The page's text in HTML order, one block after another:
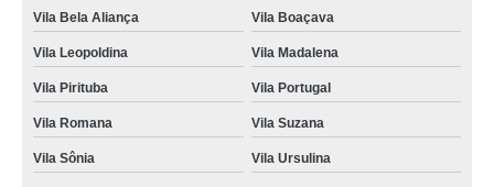
Vila Bela Aliança Vila Boaçava
Vila Leopoldina Vila Madalena
Vila Pirituba Vila Portugal
Vila Romana Vila Suzana
Vila Sônia Vila Ursulina